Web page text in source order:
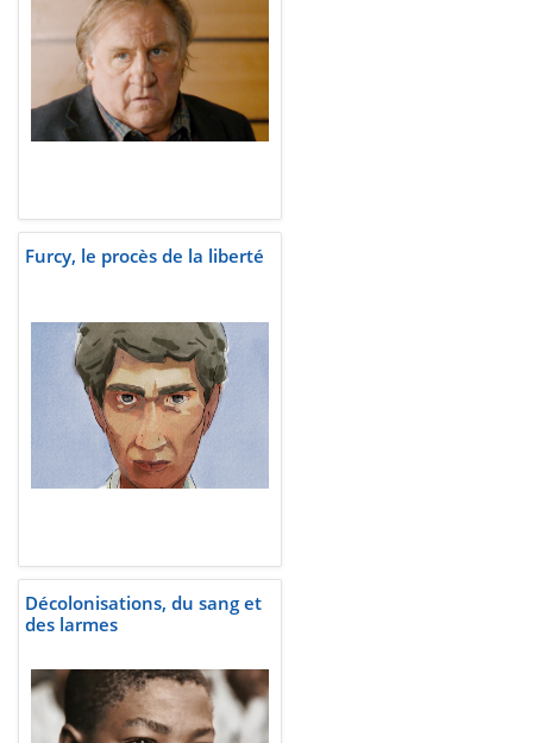
Furcy, le procès de la liberté
Décolonisations, du sang et
des larmes